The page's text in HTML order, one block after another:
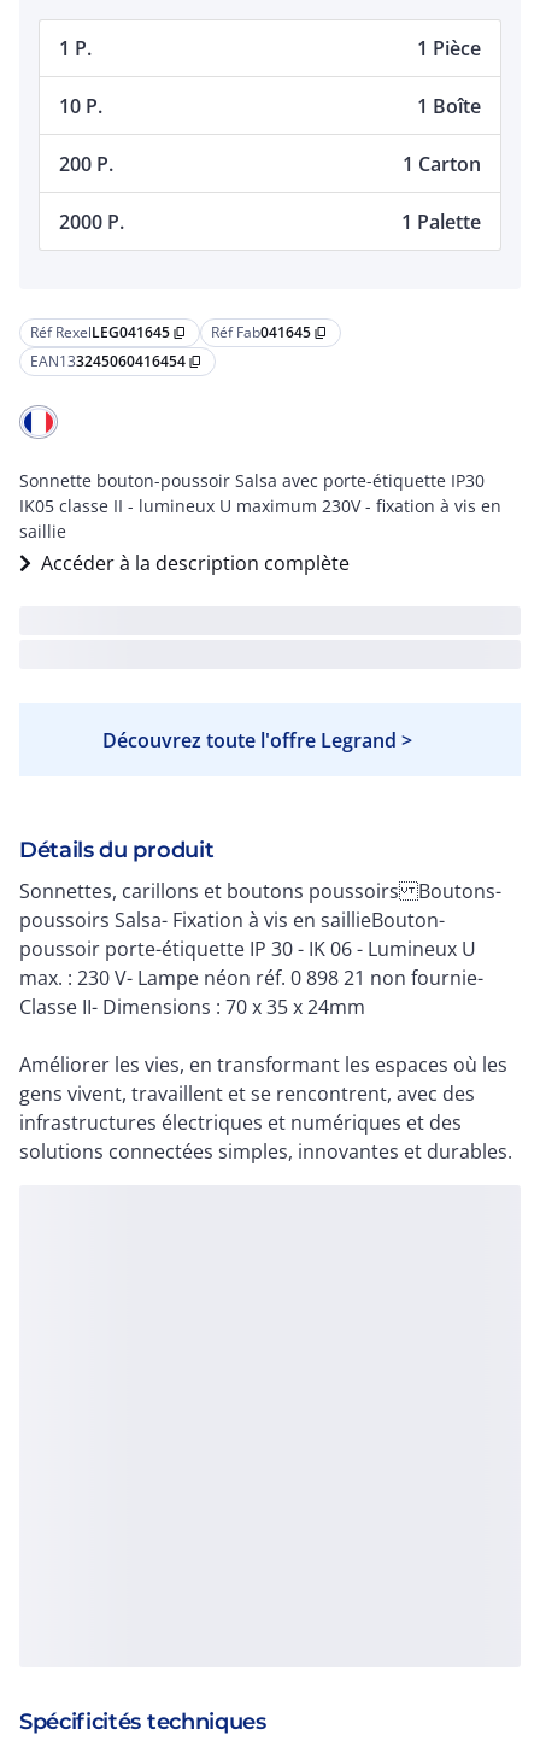
Réf RexelLEG041645 content_copy Réf Fab041645 content_copy
EAN133245060416454 content_copy
Sonnette bouton-poussoir Salsa avec porte-étiquette IP30
IK05 classe II - lumineux U maximum 230V - fixation à vis en
saillie
Accéder à la description complète
Découvrez toute l'offre Legrand >
Détails du produit
Sonnettes, carillons et boutons poussoirs Boutons-
poussoirs Salsa- Fixation à vis en saillieBouton-
poussoir porte-étiquette IP 30 - IK 06 - Lumineux U
max. : 230 V- Lampe néon réf. 0 898 21 non fournie-
Classe II- Dimensions : 70 x 35 x 24mm
Améliorer les vies, en transformant les espaces où les
gens vivent, travaillent et se rencontrent, avec des
infrastructures électriques et numériques et des
solutions connectées simples, innovantes et durables.
1 P. 1 Pièce
10 P. 1 Boîte
200 P. 1 Carton
2000 P. 1 Palette
Spécificités techniques